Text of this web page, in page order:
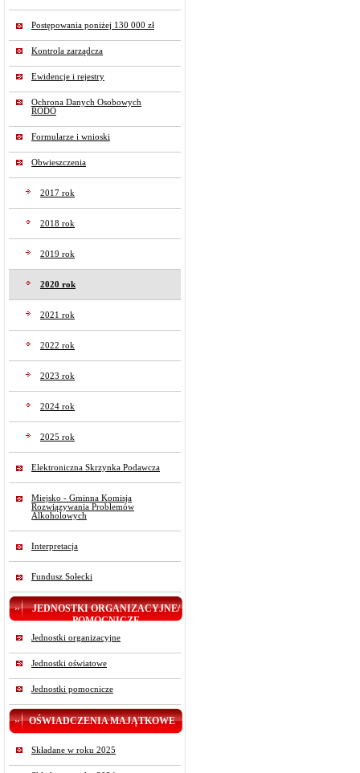
Postępowania poniżej 130 000 zł
Kontrola zarządcza
Ewidencje i rejestry
Ochrona Danych Osobowych
RODO
Formularze i wnioski
Obwieszczenia
2017 rok
2018 rok
2019 rok
2020 rok
2021 rok
2022 rok
2023 rok
2024 rok
2025 rok
Elektroniczna Skrzynka Podawcza
Miejsko - Gminna Komisja
Rozwiązywania Problemów
Alkoholowych
Interpretacja
Fundusz Sołecki
JEDNOSTKI ORGANIZACYJNE/
POMOCNICZE
Jednostki organizacyjne
Jednostki oświatowe
Jednostki pomocnicze
OŚWIADCZENIA MAJĄTKOWE
Składane w roku 2025